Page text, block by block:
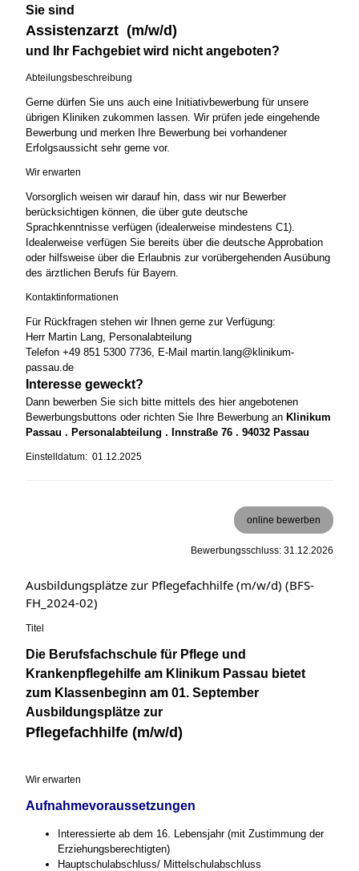
Sie sind
Assistenzarzt (m/w/d)
und Ihr Fachgebiet wird nicht angeboten?
Abteilungsbeschreibung
Gerne dürfen Sie uns auch eine Initiativbewerbung für unsere
übrigen Kliniken zukommen lassen. Wir prüfen jede eingehende
Bewerbung und merken Ihre Bewerbung bei vorhandener
Erfolgsaussicht sehr gerne vor.
Wir erwarten
Vorsorglich weisen wir darauf hin, dass wir nur Bewerber
berücksichtigen können, die über gute deutsche
Sprachkenntnisse verfügen (idealerweise mindestens C1).
Idealerweise verfügen Sie bereits über die deutsche Approbation
oder hilfsweise über die Erlaubnis zur vorübergehenden Ausübung
des ärztlichen Berufs für Bayern.
Kontaktinformationen
Für Rückfragen stehen wir Ihnen gerne zur Verfügung:
Herr Martin Lang, Personalabteilung
Telefon +49 851 5300 7736, E-Mail martin.lang@klinikum-
passau.de
Interesse geweckt?
Dann bewerben Sie sich bitte mittels des hier angebotenen
Bewerbungsbuttons oder richten Sie Ihre Bewerbung an Klinikum
Passau . Personalabteilung . Innstraße 76 . 94032 Passau
Einstelldatum: 01.12.2025
online bewerben
Bewerbungsschluss: 31.12.2026
Ausbildungsplätze zur Pflegefachhilfe (m/w/d) (BFS-
FH_2024-02)
Titel
Die Berufsfachschule für Pflege und
Krankenpflegehilfe am Klinikum Passau bietet
zum Klassenbeginn am 01. September
Ausbildungsplätze zur
Pflegefachhilfe (m/w/d)
Wir erwarten
Aufnahmevoraussetzungen
Interessierte ab dem 16. Lebensjahr (mit Zustimmung der
Erziehungsberechtigten)
Hauptschulabschluss/ Mittelschulabschluss